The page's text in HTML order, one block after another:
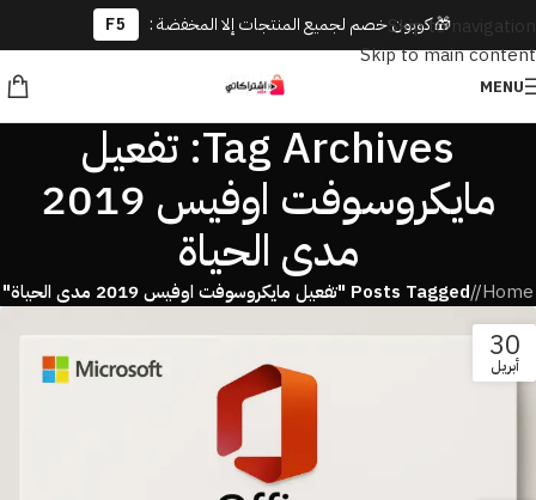
🎁 كوبون خصم لجميع المنتجات إلا المخفضة : F5
Skip to navigation
Skip to main content
MENU
Tag Archives: تفعيل
مايكروسوفت اوفيس 2019
مدى الحياة
Home
/ Posts Tagged "تفعيل مايكروسوفت اوفيس 2019 مدى الحياة"
30
أبريل